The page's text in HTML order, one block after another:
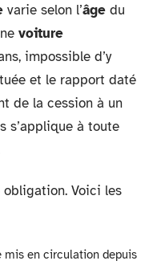
varie selon l’âge du
voiture
impossible d’y
et le rapport daté
de la cession à un
s’applique à toute
Voici les
mis en circulation depuis